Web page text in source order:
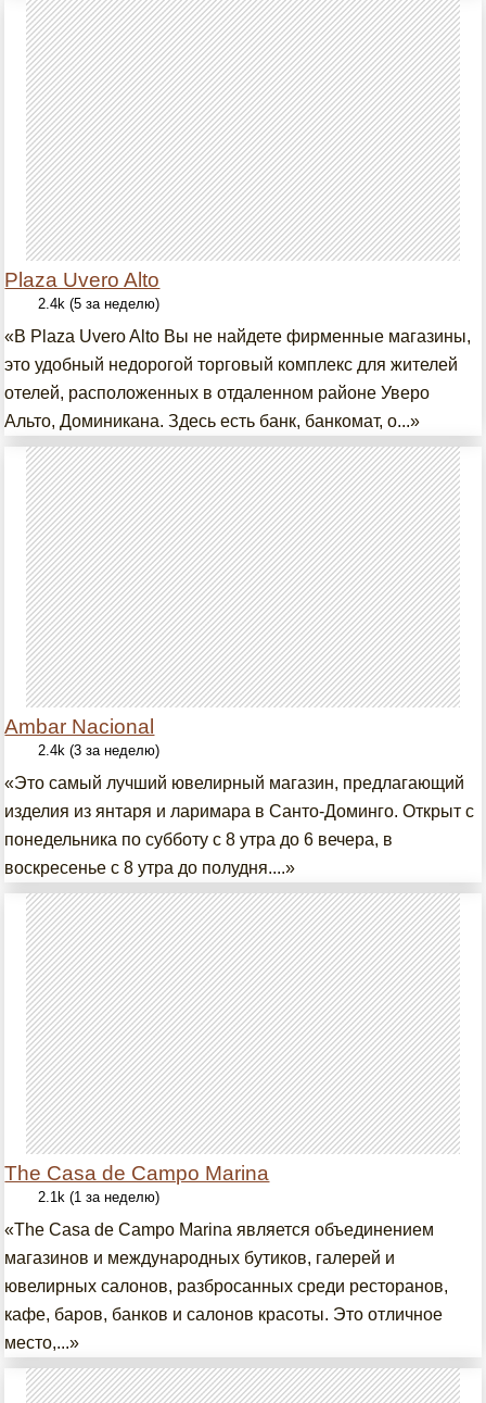
Plaza Uvero Alto
2.4k (5 за неделю)
«В Plaza Uvero Alto Вы не найдете фирменные магазины,
это удобный недорогой торговый комплекс для жителей
отелей, расположенных в отдаленном районе Уверо
Альто, Доминикана. Здесь есть банк, банкомат, о...»
Ambar Nacional
2.4k (3 за неделю)
«Это самый лучший ювелирный магазин, предлагающий
изделия из янтаря и ларимара в Санто-Доминго. Открыт с
понедельника по субботу с 8 утра до 6 вечера, в
воскресенье с 8 утра до полудня....»
The Casa de Campo Marina
2.1k (1 за неделю)
«The Casa de Campo Marina является объединением
магазинов и международных бутиков, галерей и
ювелирных салонов, разбросанных среди ресторанов,
кафе, баров, банков и салонов красоты. Это отличное
место,...»